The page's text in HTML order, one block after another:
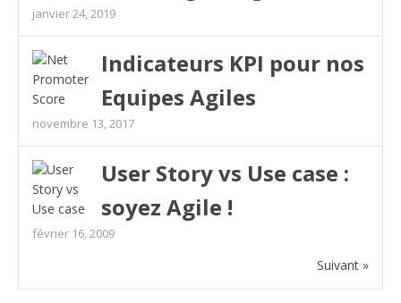
janvier 24, 2019
Indicateurs KPI pour nos
Equipes Agiles
novembre 13, 2017
User Story vs Use case :
soyez Agile !
février 16, 2009
Suivant »